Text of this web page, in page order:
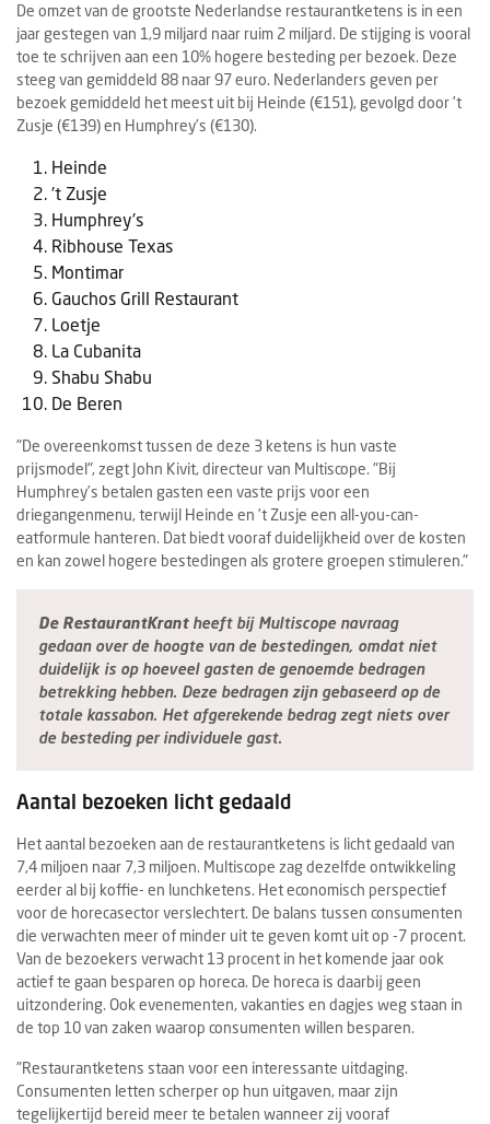
De omzet van de grootste Nederlandse restaurantketens is in een
jaar gestegen van 1,9 miljard naar ruim 2 miljard. De stijging is vooral
toe te schrijven aan een 10% hogere besteding per bezoek. Deze
steeg van gemiddeld 88 naar 97 euro. Nederlanders geven per
bezoek gemiddeld het meest uit bij Heinde (€151), gevolgd door ’t
Zusje (€139) en Humphrey’s (€130).
Heinde
't Zusje
Humphrey's
Ribhouse Texas
Montimar
Gauchos Grill Restaurant
Loetje
La Cubanita
Shabu Shabu
De Beren
"De overeenkomst tussen de deze 3 ketens is hun vaste
prijsmodel", zegt John Kivit, directeur van Multiscope. "Bij
Humphrey’s betalen gasten een vaste prijs voor een
driegangenmenu, terwijl Heinde en ’t Zusje een all-you-can-
eatformule hanteren. Dat biedt vooraf duidelijkheid over de kosten
en kan zowel hogere bestedingen als grotere groepen stimuleren."
De RestaurantKrantheeft bij Multiscope navraag
gedaan over de hoogte van de bestedingen, omdat niet
duidelijk is op hoeveel gasten de genoemde bedragen
betrekking hebben. Deze bedragen zijn gebaseerd op de
totale kassabon. Het afgerekende bedrag zegt niets over
de besteding per individuele gast.
Aantal bezoeken licht gedaald
Het aantal bezoeken aan de restaurantketens is licht gedaald van
7,4 miljoen naar 7,3 miljoen. Multiscope zag dezelfde ontwikkeling
eerder al bij koffie- en lunchketens. Het economisch perspectief
voor de horecasector verslechtert. De balans tussen consumenten
die verwachten meer of minder uit te geven komt uit op -7 procent.
Van de bezoekers verwacht 13 procent in het komende jaar ook
actief te gaan besparen op horeca. De horeca is daarbij geen
uitzondering. Ook evenementen, vakanties en dagjes weg staan in
de top 10 van zaken waarop consumenten willen besparen.
"Restaurantketens staan voor een interessante uitdaging.
Consumenten letten scherper op hun uitgaven, maar zijn
tegelijkertijd bereid meer te betalen wanneer zij vooraf